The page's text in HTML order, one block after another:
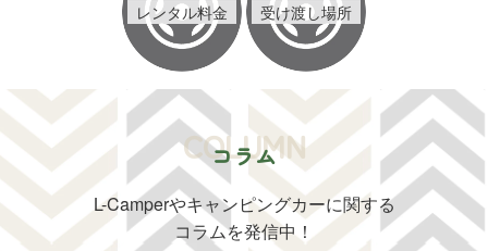
レンタル料金 受け渡し場所
コラム
COLUMN
L-Camperやキャンピングカーに関する
コラムを発信中！